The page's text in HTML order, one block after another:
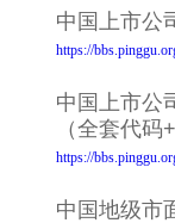
中国上市公
https://
中国上市公
（全套代码
https://
中国地级市